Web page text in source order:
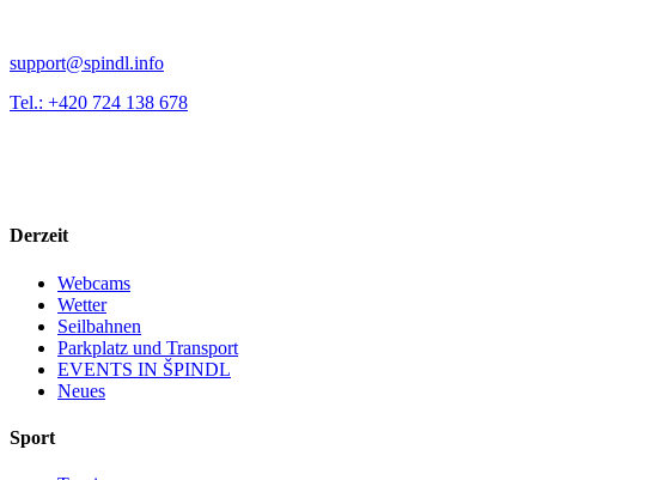
support@spindl.info
Tel.: +420 724 138 678
Derzeit
Webcams
Wetter
Seilbahnen
Parkplatz und Transport
EVENTS IN ŠPINDL
Neues
Sport